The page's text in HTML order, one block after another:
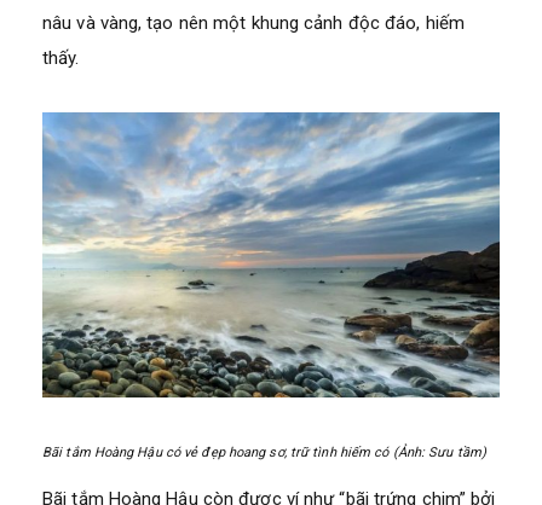
nâu và vàng, tạo nên một khung cảnh độc đáo, hiếm
thấy.
Bãi tắm Hoàng Hậu có vẻ đẹp hoang sơ, trữ tình hiếm có (Ảnh: Sưu tầm)
Bãi tắm Hoàng Hậu còn được ví như “bãi trứng chim” bởi